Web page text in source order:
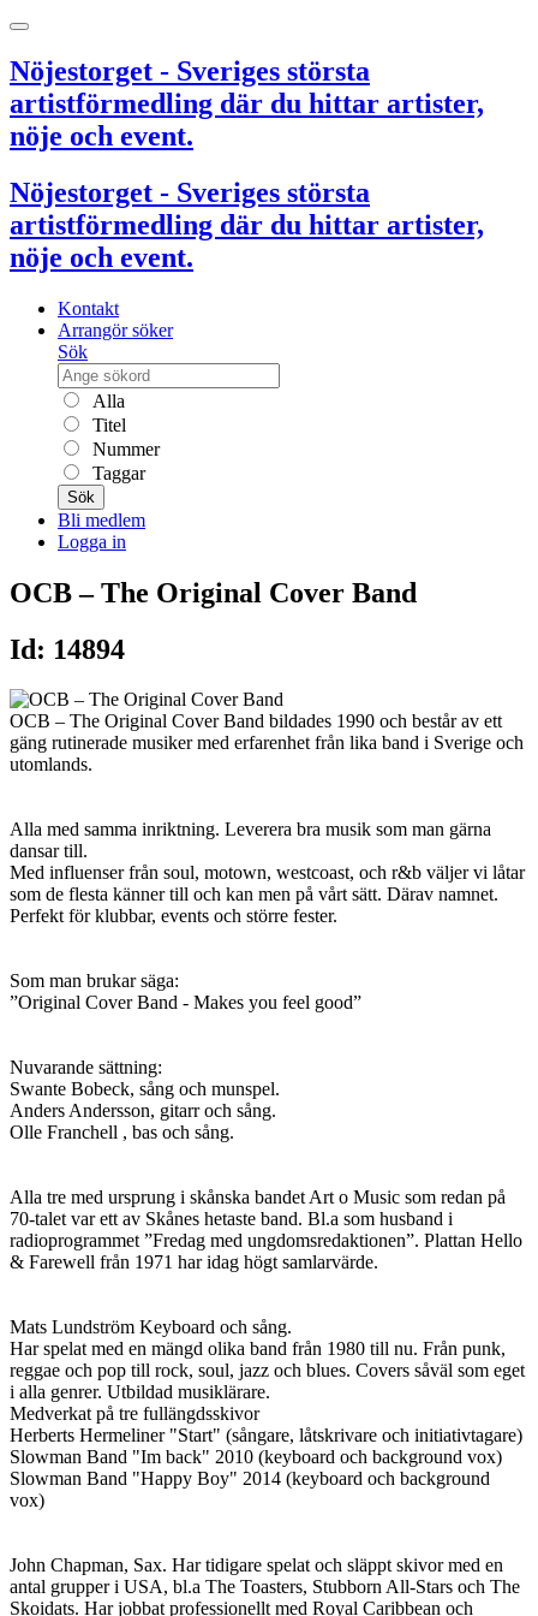
Nöjestorget - Sveriges största
artistförmedling där du hittar artister,
nöje och event.
Nöjestorget - Sveriges största
artistförmedling där du hittar artister,
nöje och event.
Kontakt
Arrangör söker
Sök
Alla
Titel
Nummer
Taggar
Sök
Bli medlem
Logga in
OCB – The Original Cover Band
Id: 14894
OCB – The Original Cover Band bildades 1990 och består av ett
gäng rutinerade musiker med erfarenhet från lika band i Sverige och
utomlands.
Alla med samma inriktning. Leverera bra musik som man gärna
dansar till.
Med influenser från soul, motown, westcoast, och r&b väljer vi låtar
som de flesta känner till och kan men på vårt sätt. Därav namnet.
Perfekt för klubbar, events och större fester.
Som man brukar säga:
”Original Cover Band - Makes you feel good”
Nuvarande sättning:
Swante Bobeck, sång och munspel.
Anders Andersson, gitarr och sång.
Olle Franchell , bas och sång.
Alla tre med ursprung i skånska bandet Art o Music som redan på
70-talet var ett av Skånes hetaste band. Bl.a som husband i
radioprogrammet ”Fredag med ungdomsredaktionen”. Plattan Hello
& Farewell från 1971 har idag högt samlarvärde.
Mats Lundström Keyboard och sång.
Har spelat med en mängd olika band från 1980 till nu. Från punk,
reggae och pop till rock, soul, jazz och blues. Covers såväl som eget
i alla genrer. Utbildad musiklärare.
Medverkat på tre fullängdsskivor
Herberts Hermeliner "Start" (sångare, låtskrivare och initiativtagare)
Slowman Band "Im back" 2010 (keyboard och background vox)
Slowman Band "Happy Boy" 2014 (keyboard och background
vox)
John Chapman, Sax. Har tidigare spelat och släppt skivor med en
antal grupper i USA, bl.a The Toasters, Stubborn All-Stars och The
Skoidats. Har jobbat professionellt med Royal Caribbean och